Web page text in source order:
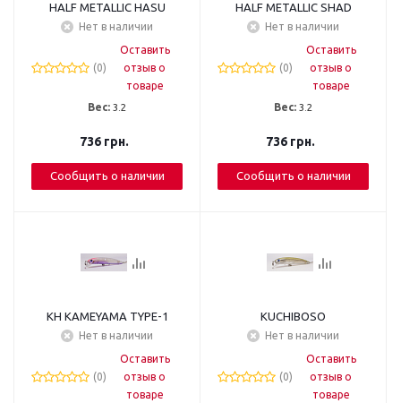
HALF METALLIC HASU
Нет в наличии
(0)
Оставить
отзыв о
товаре
Вес: 3.2
736грн.
Сообщить о наличии
HALF METALLIC SHAD
Нет в наличии
(0)
Оставить
отзыв о
товаре
Вес: 3.2
736грн.
Сообщить о наличии
KH KAMEYAMA TYPE-1
Нет в наличии
(0)
Оставить
отзыв о
товаре
KUCHIBOSO
Нет в наличии
(0)
Оставить
отзыв о
товаре